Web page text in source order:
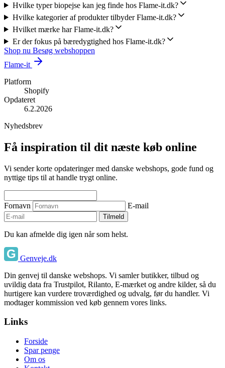
Hvilke typer biopejse kan jeg finde hos Flame-it.dk?
Hvilke kategorier af produkter tilbyder Flame-it.dk?
Hvilket mærke har Flame-it.dk?
Er der fokus på bæredygtighed hos Flame-it.dk?
Shop nu Besøg webshoppen
Flame-it
Platform
Shopify
Opdateret
6.2.2026
Nyhedsbrev
Få inspiration til dit næste køb online
Vi sender korte opdateringer med danske webshops, gode fund og
nyttige tips til at handle trygt online.
Fornavn E-mail
Tilmeld
Du kan afmelde dig igen når som helst.
Genveje.dk
Din genvej til danske webshops. Vi samler butikker, tilbud og
uvildig data fra Trustpilot, Rilanto, E-mærket og andre kilder, så du
hurtigere kan vurdere troværdighed og udvalg, før du handler. Vi
modtager kommission ved køb gennem vores links.
Links
Forside
Spar penge
Om os